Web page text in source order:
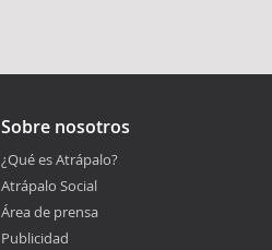
Sobre nosotros
¿Qué es Atrápalo?
Atrápalo Social
Área de prensa
Publicidad